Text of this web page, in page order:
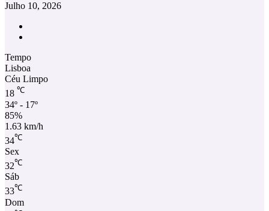
Julho 10, 2026
Tempo
Lisboa
Céu Limpo
18 ℃
34º - 17º
85%
1.63 km/h
34℃
Sex
32℃
Sáb
33℃
Dom